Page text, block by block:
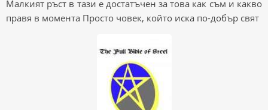
Малкият ръст в тази е достатъчен за това как съм и какво
правя в момента Просто човек, който иска по-добър свят